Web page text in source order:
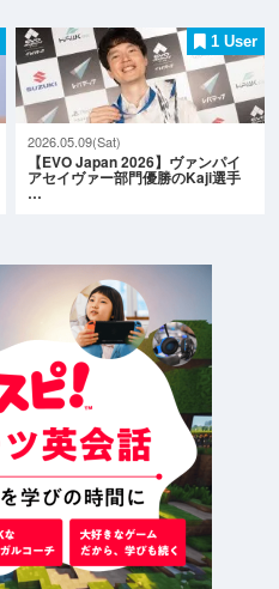
1 User
2026.05.09(Sat)
【EVO Japan 2026】ヴァンパイ
アセイヴァー部門優勝のKaji選手
…